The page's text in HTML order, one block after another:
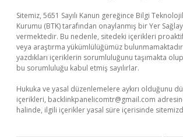
Sitemiz, 5651 Sayılı Kanun gereğince Bilgi
Kurumu (BTK) tarafından onaylanmış bir Yer
vermektedir. Bu nedenle, sitedeki içerikleri
veya araştırma yükümlülüğümüz
yazdıkları içeriklerin sorumluluğunu taşımakta
bu sorumluluğu kabul etmiş sayılırlar.
Hukuka ve yasal düzenlemelere aykırı olduğunu
içerikleri, backlinkpanelicomtr@gmail.com
halinde, ilgili içerikler yasal süre içerisinde